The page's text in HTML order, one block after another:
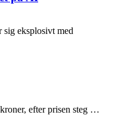
eksplosivt med
efter prisen steg …